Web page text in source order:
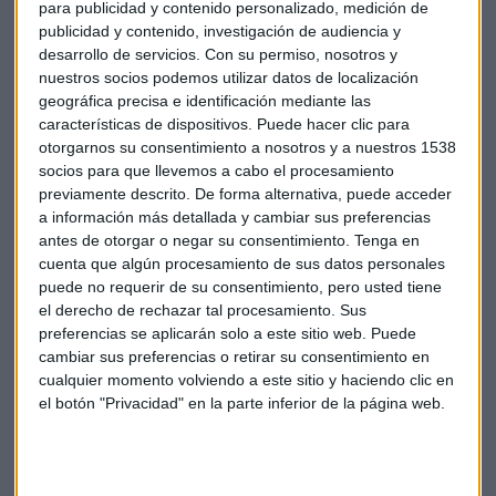
para publicidad y contenido personalizado, medición de
publicidad y contenido, investigación de audiencia y
desarrollo de servicios. Con su permiso, nosotros y
nuestros socios podemos utilizar datos de localización
geográfica precisa e identificación mediante las
características de dispositivos. Puede hacer clic para
otorgarnos su consentimiento a nosotros y a nuestros 1538
socios para que llevemos a cabo el procesamiento
previamente descrito. De forma alternativa, puede acceder
a información más detallada y cambiar sus preferencias
antes de otorgar o negar su consentimiento. Tenga en
cuenta que algún procesamiento de sus datos personales
puede no requerir de su consentimiento, pero usted tiene
el derecho de rechazar tal procesamiento. Sus
preferencias se aplicarán solo a este sitio web. Puede
cambiar sus preferencias o retirar su consentimiento en
cualquier momento volviendo a este sitio y haciendo clic en
el botón "Privacidad" en la parte inferior de la página web.
datos en este sector, continúa octubre con crecimiento en
los alquileres de vehículos aunque con volúmenes más
pequeños. El de flotas también crece y lo hace en torno al
11%. Mur explica que estos datos reflejan el buen
comportamiento en el mercado de empresas.
Los datos son mejores para las matriculaciones
acumuladas, que entre enero y octubre crecen a un ritmo
del 10.8%. Aunque se prevé una cierta moderación de casi 2
puntos porcentuales.
El volumen total alcanza las 957.000 unidades, cerca ya de
conseguir el objetivo 1 millón 100 para fin de año.
Coches Vehículos Matriculaciones ANFCA